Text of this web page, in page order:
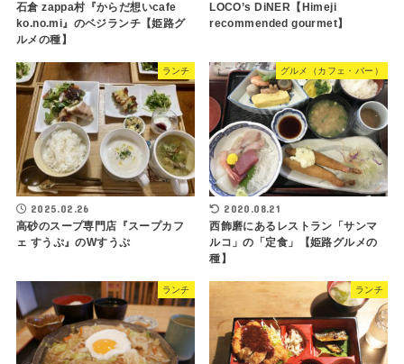
石倉 zappa村『からだ想いcafe
ko.no.mi』のベジランチ【姫路グ
ルメの種】
LOCO’s DiNER【Himeji
recommended gourmet】
ランチ
2025.02.26
高砂のスープ専門店『スープカフ
ェ すうぷ』のWすうぷ
グルメ（カフェ・バー）
2020.08.21
西飾磨にあるレストラン「サンマ
ルコ」の「定食」【姫路グルメの
種】
ランチ ランチ